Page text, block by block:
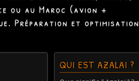
ou au Maroc (avion +
Préparation et optimisation
QUI EST AZALAI ?